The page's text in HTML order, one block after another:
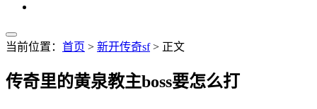
当前位置： 首页 > 新开传奇sf> 正文
传奇里的黄泉教主boss要怎么打